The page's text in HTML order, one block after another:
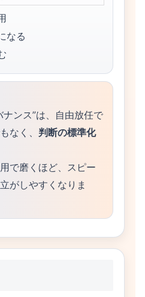
なる
ナンス”は、自由放任で
なく、 判断の標準化
で磨くほど、スピー
がしやすくなりま